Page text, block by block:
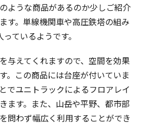
ような商品があるのか少しご紹介
す。単線機関車や高圧鉄塔の組み
ているようです。
与えてくれますので、空間を効果
。この商品には台座が付いていま
でユニトラックによるフロアレイ
ます。また、山岳や平野、都市部
問わず幅広く利用することができ